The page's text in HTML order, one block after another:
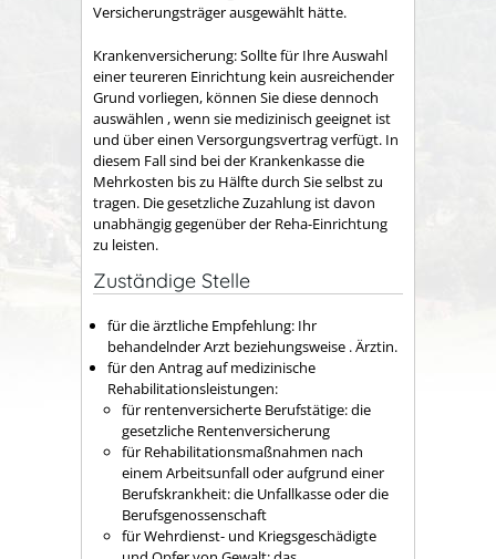
Versicherungsträger ausgewählt hätte.
Krankenversicherung: Sollte für Ihre Auswahl
einer teureren Einrichtung kein ausreichender
Grund vorliegen, können Sie diese dennoch
auswählen , wenn sie medizinisch geeignet ist
und über einen Versorgungsvertrag verfügt. In
diesem Fall sind bei der Krankenkasse die
Mehrkosten bis zu Hälfte durch Sie selbst zu
tragen. Die gesetzliche Zuzahlung ist davon
unabhängig gegenüber der Reha-Einrichtung
zu leisten.
Zuständige Stelle
für die ärztliche Empfehlung: Ihr
behandelnder Arzt beziehungsweise . Ärztin.
für den Antrag auf medizinische
Rehabilitationsleistungen:
für rentenversicherte Berufstätige: die
gesetzliche Rentenversicherung
für Rehabilitationsmaßnahmen nach
einem Arbeitsunfall oder aufgrund einer
Berufskrankheit: die Unfallkasse oder die
Berufsgenossenschaft
für Wehrdienst- und Kriegsgeschädigte